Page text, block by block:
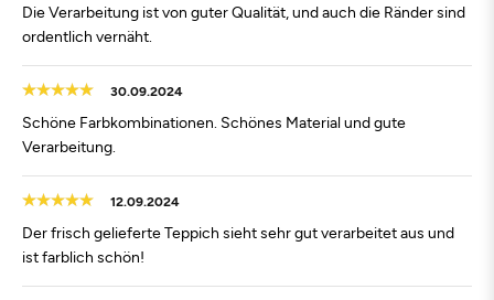
Die Verarbeitung ist von guter Qualität, und auch die Ränder sind
ordentlich vernäht.
30.09.2024
Schöne Farbkombinationen. Schönes Material und gute
Verarbeitung.
12.09.2024
Der frisch gelieferte Teppich sieht sehr gut verarbeitet aus und
ist farblich schön!